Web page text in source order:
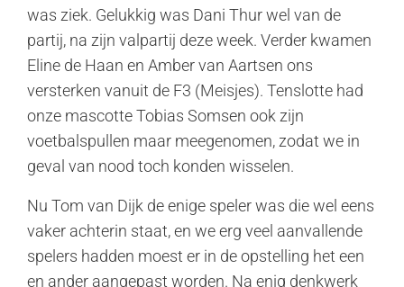
was ziek. Gelukkig was Dani Thur wel van de
partij, na zijn valpartij deze week. Verder kwamen
Eline de Haan en Amber van Aartsen ons
versterken vanuit de F3 (Meisjes). Tenslotte had
onze mascotte Tobias Somsen ook zijn
voetbalspullen maar meegenomen, zodat we in
geval van nood toch konden wisselen.
Nu Tom van Dijk de enige speler was die wel eens
vaker achterin staat, en we erg veel aanvallende
spelers hadden moest er in de opstelling het een
en ander aangepast worden. Na enig denkwerk